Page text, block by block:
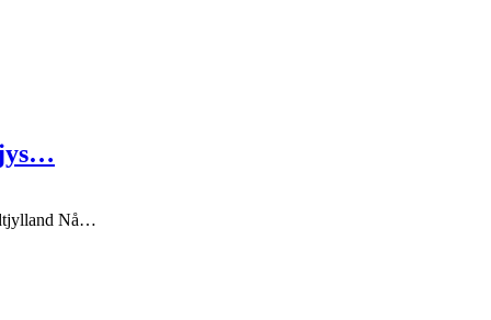
Nå…